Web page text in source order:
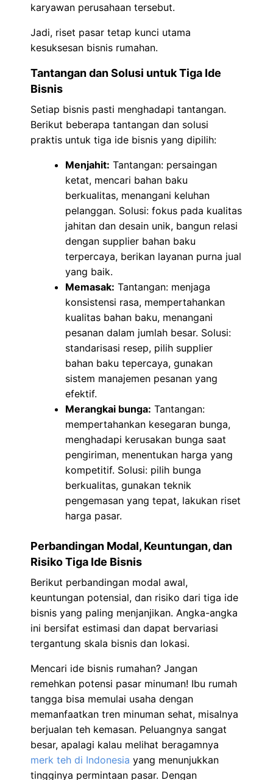
karyawan perusahaan tersebut.
Jadi, riset pasar tetap kunci utama
kesuksesan bisnis rumahan.
Tantangan dan Solusi untuk Tiga Ide
Bisnis
Setiap bisnis pasti menghadapi tantangan.
Berikut beberapa tantangan dan solusi
praktis untuk tiga ide bisnis yang dipilih:
Menjahit: Tantangan: persaingan
ketat, mencari bahan baku
berkualitas, menangani keluhan
pelanggan. Solusi: fokus pada kualitas
jahitan dan desain unik, bangun relasi
dengan supplier bahan baku
terpercaya, berikan layanan purna jual
yang baik.
Memasak: Tantangan: menjaga
konsistensi rasa, mempertahankan
kualitas bahan baku, menangani
pesanan dalam jumlah besar. Solusi:
standarisasi resep, pilih supplier
bahan baku tepercaya, gunakan
sistem manajemen pesanan yang
efektif.
Merangkai bunga: Tantangan:
mempertahankan kesegaran bunga,
menghadapi kerusakan bunga saat
pengiriman, menentukan harga yang
kompetitif. Solusi: pilih bunga
berkualitas, gunakan teknik
pengemasan yang tepat, lakukan riset
harga pasar.
Perbandingan Modal, Keuntungan, dan
Risiko Tiga Ide Bisnis
Berikut perbandingan modal awal,
keuntungan potensial, dan risiko dari tiga ide
bisnis yang paling menjanjikan. Angka-angka
ini bersifat estimasi dan dapat bervariasi
tergantung skala bisnis dan lokasi.
Mencari ide bisnis rumahan? Jangan
remehkan potensi pasar minuman! Ibu rumah
tangga bisa memulai usaha dengan
memanfaatkan tren minuman sehat, misalnya
berjualan teh kemasan. Peluangnya sangat
besar, apalagi kalau melihat beragamnya
merk teh di Indonesia yang menunjukkan
tingginya permintaan pasar. Dengan